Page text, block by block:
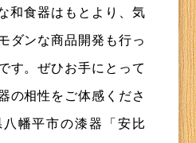
和食器はもとより、気
ダンな商品開発も行っ
す。ぜひお手にとって
の相性をご体感くださ
幡平市の漆器「安比